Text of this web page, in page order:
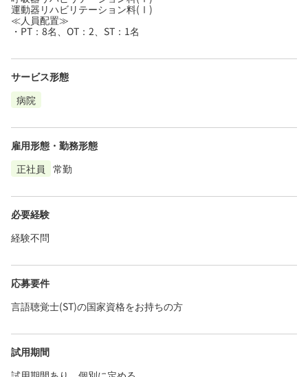
運動器リハビリテーション料(Ⅰ)
≪人員配置≫
・PT：8名、OT：2、ST：1名
サービス形態
病院
雇用形態・勤務形態
正社員
常勤
必要経験
経験不問
応募要件
言語聴覚士(ST)の国家資格をお持ちの方
試用期間